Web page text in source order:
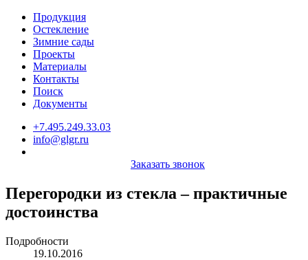
Продукция
Остекление
Зимние сады
Проекты
Материалы
Контакты
Поиск
Документы
+7.495.249.33.03
info@glgr.ru
Заказать звонок
Перегородки из стекла – практичные
достоинства
Подробности
19.10.2016